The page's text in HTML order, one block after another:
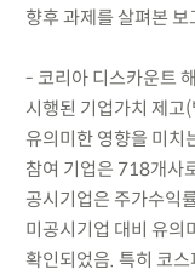
향후 과제를 살펴본
- 코리아 디스카운트
시행된 기업가치 제고
유의미한 영향을 미치
참여 기업은 718개사
공시기업은 주가수익
미공시기업 대비 유의
확인되었음. 특히 코